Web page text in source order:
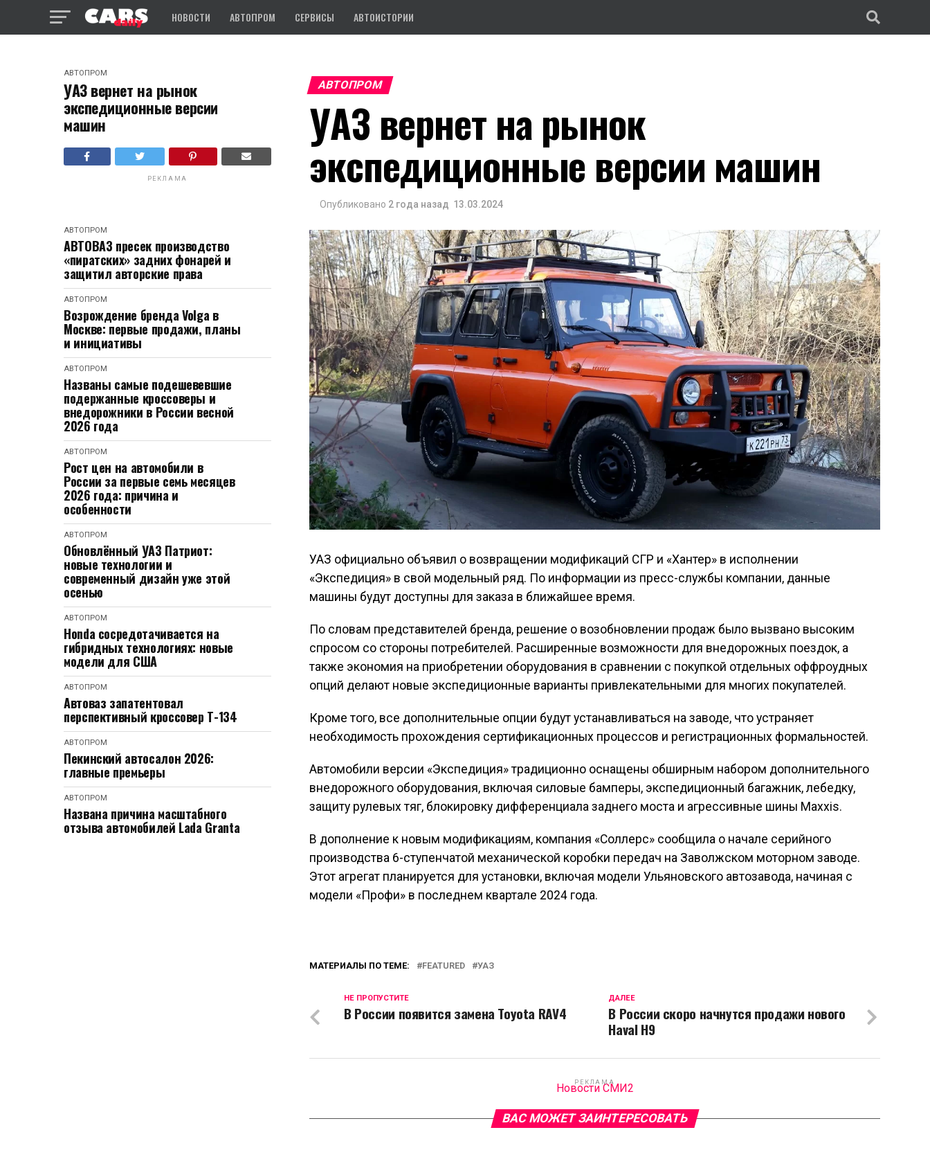
НОВОСТИ АВТОПРОМ СЕРВИСЫ АВТОИСТОРИИ
АВТОПРОМ
УАЗ вернет на рынок
экспедиционные версии
машин
РЕКЛАМА
АВТОПРОМ
АВТОВАЗ пресек производство
«пиратских» задних фонарей и
защитил авторские права
АВТОПРОМ
Возрождение бренда Volga в
Москве: первые продажи, планы
и инициативы
АВТОПРОМ
Названы самые подешевевшие
подержанные кроссоверы и
внедорожники в России весной
2026 года
АВТОПРОМ
Рост цен на автомобили в
России за первые семь месяцев
2026 года: причина и
особенности
АВТОПРОМ
Обновлённый УАЗ Патриот:
новые технологии и
современный дизайн уже этой
осенью
АВТОПРОМ
Honda сосредотачивается на
гибридных технологиях: новые
модели для США
АВТОПРОМ
Автоваз запатентовал
перспективный кроссовер Т-134
АВТОПРОМ
Пекинский автосалон 2026:
главные премьеры
АВТОПРОМ
Названа причина масштабного
отзыва автомобилей Lada Granta
АВТОПРОМ
УАЗ вернет на рынок
экспедиционные версии машин
Опубликовано 2 года назад 13.03.2024
УАЗ официально объявил о возвращении модификаций СГР и «Хантер» в исполнении
«Экспедиция» в свой модельный ряд. По информации из пресс-службы компании, данные
машины будут доступны для заказа в ближайшее время.
По словам представителей бренда, решение о возобновлении продаж было вызвано высоким
спросом со стороны потребителей. Расширенные возможности для внедорожных поездок, а
также экономия на приобретении оборудования в сравнении с покупкой отдельных оффроудных
опций делают новые экспедиционные варианты привлекательными для многих покупателей.
Кроме того, все дополнительные опции будут устанавливаться на заводе, что устраняет
необходимость прохождения сертификационных процессов и регистрационных формальностей.
Автомобили версии «Экспедиция» традиционно оснащены обширным набором дополнительного
внедорожного оборудования, включая силовые бамперы, экспедиционный багажник, лебедку,
защиту рулевых тяг, блокировку дифференциала заднего моста и агрессивные шины Maxxis.
В дополнение к новым модификациям, компания «Соллерс» сообщила о начале серийного
производства 6-ступенчатой механической коробки передач на Заволжском моторном заводе.
Этот агрегат планируется для установки, включая модели Ульяновского автозавода, начиная с
модели «Профи» в последнем квартале 2024 года.
МАТЕРИАЛЫ ПО ТЕМЕ: FEATURED УАЗ
ДАЛЕЕ
В России скоро начнутся продажи нового
Haval H9
НЕ ПРОПУСТИТЕ
В России появится замена Toyota RAV4
РЕКЛАМА
Новости СМИ2
ВАС МОЖЕТ ЗАИНТЕРЕСОВАТЬ